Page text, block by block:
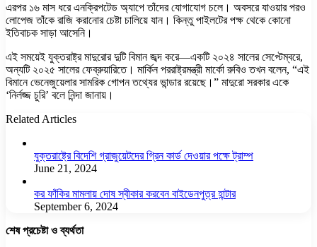
এরপর ১৬ মাস ধরে এনক্রিপটেড অ্যাপে তাঁদের যোগাযোগ চলে। অবসরে যাওয়ার পরও
লোপেজ তাঁকে রাজি করানোর চেষ্টা চালিয়ে যান। কিন্তু পাইলটের পক্ষ থেকে কোনো
ইতিবাচক সাড়া আসেনি।
এই সময়েই যুক্তরাষ্ট্র মাদুরোর দুটি বিমান জব্দ করে—একটি ২০২৪ সালের সেপ্টেম্বরে,
অন্যটি ২০২৫ সালের ফেব্রুয়ারিতে। মার্কিন পররাষ্ট্রমন্ত্রী মার্কো রুবিও তখন বলেন, “এই
বিমানে ভেনেজুয়েলার সামরিক গোপন তথ্যের ভান্ডার রয়েছে।” মাদুরো সরকার একে
‘নির্লজ্জ চুরি’ বলে নিন্দা জানায়।
Related Articles
যুক্তরাষ্ট্রে বিদেশি গ্রাজুয়েটদের গ্রিন কার্ড দেওয়ার পক্ষে ট্রাম্প
June 21, 2024
কর ফাঁকির মামলায় দোষ স্বীকার করবেন বাইডেনপুত্র হান্টার
September 6, 2024
শেষ প্রচেষ্টা ও ব্যর্থতা